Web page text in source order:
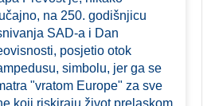
na 250. godišnjicu
SAD-a i Dan
posjetio otok
simbolu, jer ga se
"vratom Europe" za sve
koji riskiraju život prelaskom